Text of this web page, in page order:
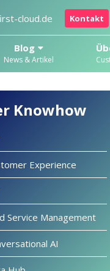
cloud.de Kontakt
Blog
News & Artikel
Knowhow
Experience
Service Management
AI